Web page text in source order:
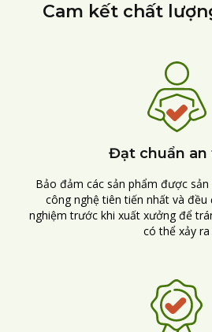
Cam kết chất
Đạt chuẩn an
Bảo đảm các sản phẩm được
công nghệ tiên tiến nhất và
nghiệm trước khi xuất xưởng để
có thể xảy ra